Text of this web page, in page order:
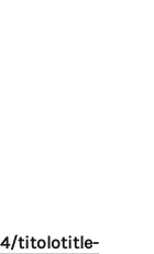
titolotitle-